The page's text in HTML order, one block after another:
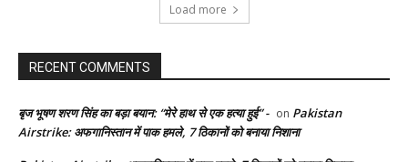
Load more
RECENT COMMENTS
बृज भूषण शरण सिंह का बड़ा बयान: “मेरे हाथ से एक हत्या हुई” - on Pakistan
Airstrike: अफगानिस्तान में पाक हमले, 7 ठिकानों को बनाया निशाना